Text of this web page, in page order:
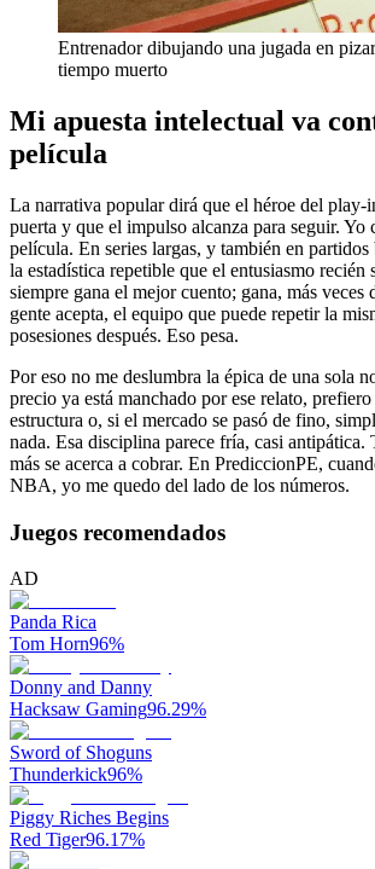
Entrenador dibujando una jugada en
tiempo muerto
Mi apuesta intelectual va
película
La narrativa popular dirá que el héroe del play-
puerta y que el impulso alcanza para seguir. Yo
película. En series largas, y también en partidos
la estadística repetible que el entusiasmo
siempre gana el mejor cuento; gana, más veces
gente acepta, el equipo que puede repetir la
posesiones después. Eso pesa.
Por eso no me deslumbra la épica de una sola
precio ya está manchado por ese relato, prefiero
estructura o, si el mercado se pasó de fino,
nada. Esa disciplina parece fría, casi antipática.
más se acerca a cobrar. En PrediccionPE,
NBA, yo me quedo del lado de los números.
Juegos recomendados
AD
Panda Rica
Tom Horn96%
Donny and Danny
Hacksaw Gaming96.29%
Sword of Shoguns
Thunderkick96%
Piggy Riches Begins
Red Tiger96.17%